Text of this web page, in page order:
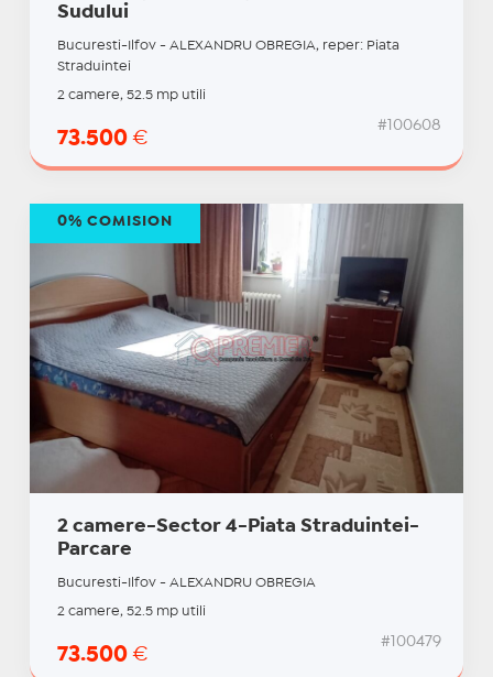
Sudului
Bucuresti-Ilfov - ALEXANDRU OBREGIA, reper: Piata
Straduintei
2 camere, 52.5 mp utili
73.500 €
#100608
2 camere-Sector 4-Piata Straduintei-
Parcare
Bucuresti-Ilfov - ALEXANDRU OBREGIA
2 camere, 52.5 mp utili
73.500 €
#100479
0% COMISION